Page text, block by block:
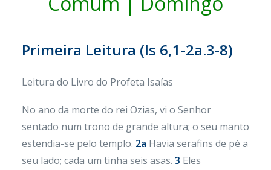
Primeira Leitura (Is 6,1-2a.3-8)
Leitura do Livro do Profeta Isaías
No ano da morte do rei Ozias, vi o Senhor
sentado num trono de grande altura; o seu manto
estendia-se pelo templo. 2a Havia serafins de pé a
seu lado; cada um tinha seis asas. 3 Eles